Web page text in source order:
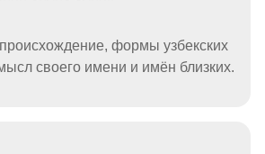
формы узбекских
своего имени и имён близких.